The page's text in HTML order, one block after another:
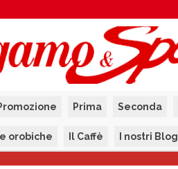
Prima Seconda
orobiche Il Caffè I nostri Blog